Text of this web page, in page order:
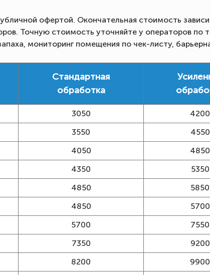
офертой. Окончательная стоимость
Точную стоимость уточняйте у операторов по
мониторинг помещения по чек-листу,
Стандартная
обработка
3050 4200
3550 4550
4050 4850
4350 5350
4850 5850
4850 5700
5700 7550
7350 9200
8200 9900